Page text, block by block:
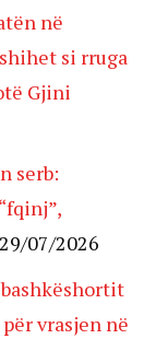
në
si rruga
Gjini
serb:
29/07/2026
vrasjen në